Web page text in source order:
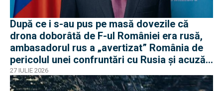
După ce i s-au pus pe masă dovezile că
drona doborâtă de F-ul României era rusă,
ambasadorul rus a „avertizat” România de
pericolul unei confruntări cu Rusia și acuză
o „înscenare propagandistă”
27 IULIE 2026